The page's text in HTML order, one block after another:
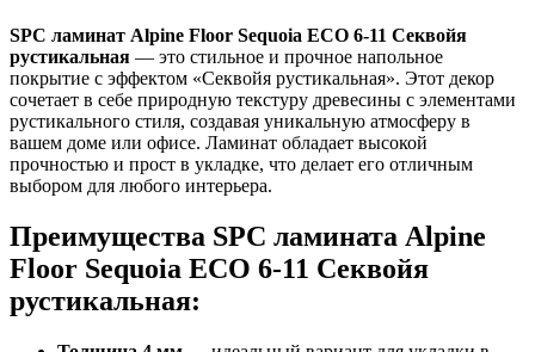
SPC ламинат Alpine Floor Sequoia ECO 6-11 Секвойя
рустикальная — это стильное и прочное напольное
покрытие с эффектом «Секвойя рустикальная». Этот декор
сочетает в себе природную текстуру древесины с элементами
рустикального стиля, создавая уникальную атмосферу в
вашем доме или офисе. Ламинат обладает высокой
прочностью и прост в укладке, что делает его отличным
выбором для любого интерьера.
Преимущества SPC ламината Alpine
Floor Sequoia ECO 6-11 Секвойя
рустикальная: